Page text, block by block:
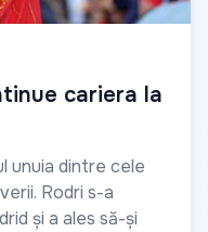
cariera la
unuia dintre cele
Rodri s-a
și a ales să-și